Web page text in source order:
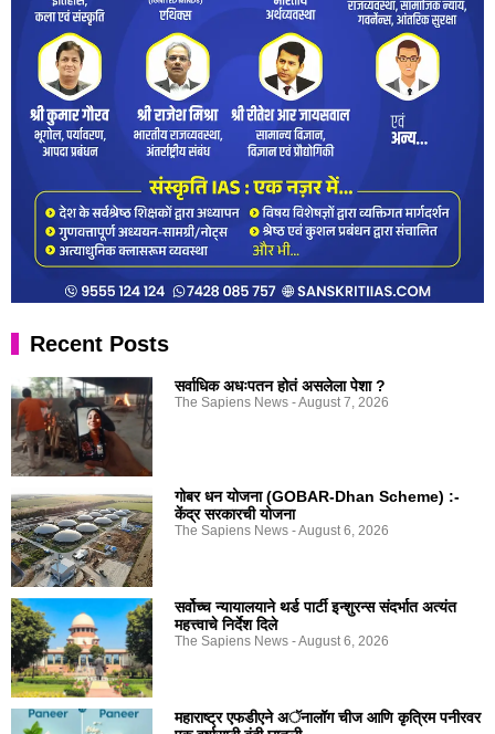
Recent Posts
सर्वाधिक अधःपतन होतं असलेला पेशा ?
The Sapiens News August 7, 2026
गोबर धन योजना (GOBAR-Dhan Scheme) :-
केंद्र सरकारची योजना
The Sapiens News August 6, 2026
सर्वोच्च न्यायालयाने थर्ड पार्टी इन्शुरन्स संदर्भात अत्यंत
महत्त्वाचे निर्देश दिले
The Sapiens News August 6, 2026
महाराष्ट्र एफडीएने अॅनालॉग चीज आणि कृत्रिम पनीरवर